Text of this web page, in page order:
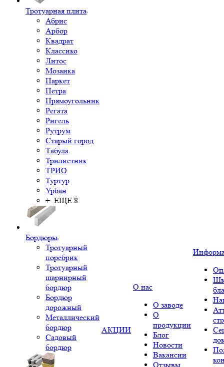
Тротуарная плита
Абрис
Арбор
Квадрат
Классико
Литос
Мозаика
Паркет
Петра
Прямоугольник
Регата
Ригель
Рутрум
Старый город
Табула
Трилистник
ТРИО
Туртур
Урбан
+ ЕЩЕ 8
Бордюры
Тротуарный
поребрик
Тротуарный
шарнирный
бордюр
Бордюр
дорожный
Металлический
бордюр
Садовый
бордюр
АКЦИИ
О нас
О заводе
О
продукции
Блог
Новости
Вакансии
Отзывы